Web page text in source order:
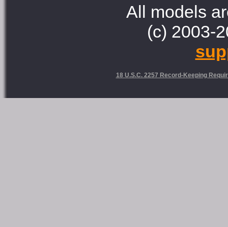
All models
(c) 2003-
18 U.S.C. 2257 Record-Keeping